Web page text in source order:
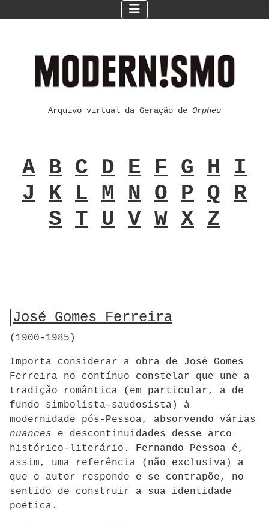
Arquivo virtual da Geração de Orpheu
A B C D E F G H
I
J
K L M N O P Q
R
S T U V W X Z
José Gomes Ferreira
(1900-1985)
Importa considerar a obra de José Gomes
Ferreira no contínuo constelar que une a
tradição romântica (em particular, a de
fundo simbolista-saudosista) à
modernidade pós-Pessoa, absorvendo várias
nuances e descontinuidades desse arco
histórico-literário. Fernando Pessoa é,
assim, uma referência (não exclusiva) a
que o autor responde e se contrapõe, no
sentido de construir a sua identidade
poética.